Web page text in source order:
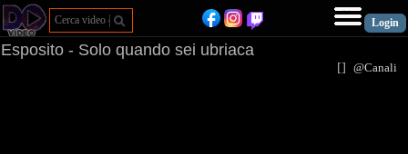
Esposito - Solo quando sei ubriaca
[] @Canali